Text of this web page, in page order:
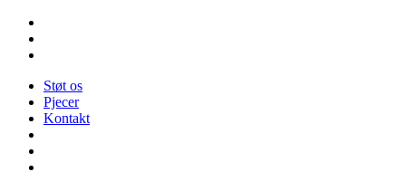
Videre
indhold
Støt os
Pjecer
Kontakt